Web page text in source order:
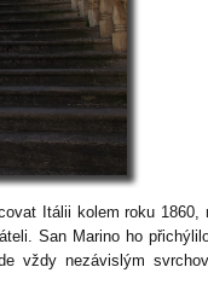
Itálii kolem roku 1860,
San Marino ho
vždy nezávislým